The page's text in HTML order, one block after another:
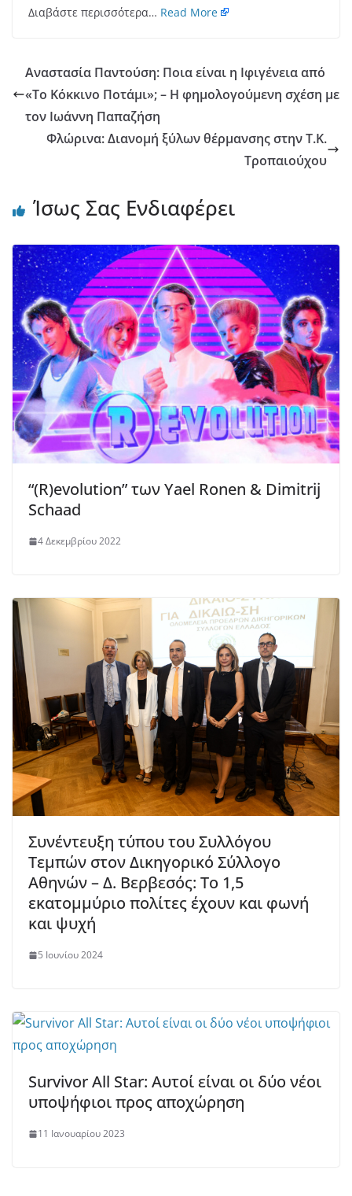
Διαβάστε περισσότερα… Read More
Αναστασία Παντούση: Ποια είναι η Ιφιγένεια από
«Το Κόκκινο Ποτάμι»; – Η φημολογούμενη σχέση με
τον Ιωάννη Παπαζήση
Φλώρινα: Διανομή ξύλων θέρμανσης στην Τ.Κ.
Τροπαιούχου
Ίσως Σας Ενδιαφέρει
“(R)evolution” των Yael Ronen & Dimitrij
Schaad
4 Δεκεμβρίου 2022
Συνέντευξη τύπου του Συλλόγου
Τεμπών στον Δικηγορικό Σύλλογο
Αθηνών – Δ. Βερβεσός: Το 1,5
εκατομμύριο πολίτες έχουν και φωνή
και ψυχή
5 Ιουνίου 2024
Survivor All Star: Αυτοί είναι οι δύο νέοι
υποψήφιοι προς αποχώρηση
11 Ιανουαρίου 2023